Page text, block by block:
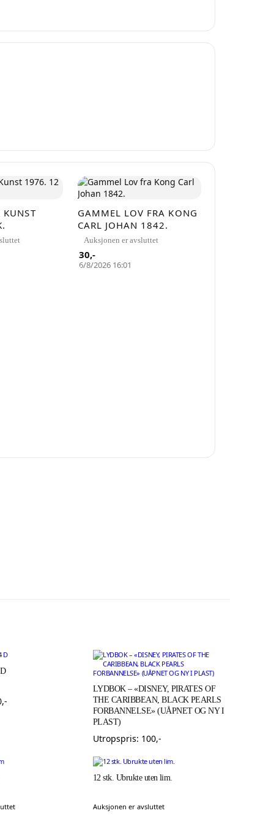
KUNST
GAMMEL LOV FRA KONG
CARL JOHAN 1842.
Auksjonen er avsluttet
6/8/2026 16:01
30,-
,-
LYDBOK – «DISNEY, PIRATES OF
THE CARIBBEAN, BLACK PEARLS
FORBANNELSE» (UÅPNET OG NY I
PLAST)
Utropspris: 100,-
12 stk. Ubrukte uten lim.
Auksjonen er avsluttet